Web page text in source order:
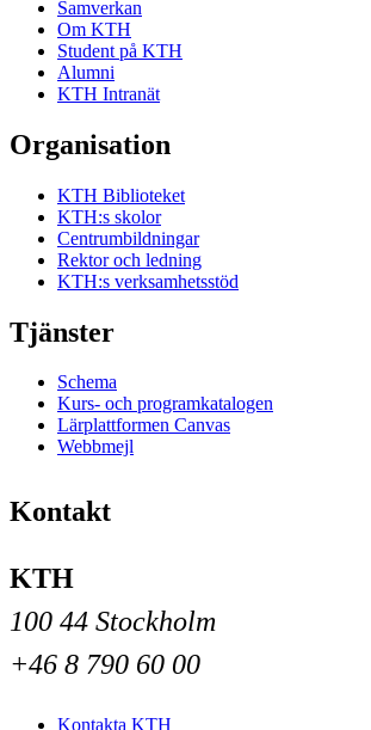
Samverkan
Om KTH
Student på KTH
Alumni
KTH Intranät
Organisation
KTH Biblioteket
KTH:s skolor
Centrumbildningar
Rektor och ledning
KTH:s verksamhetsstöd
Tjänster
Schema
Kurs- och programkatalogen
Lärplattformen Canvas
Webbmejl
Kontakt
KTH
100 44 Stockholm
+46 8 790 60 00
Kontakta KTH